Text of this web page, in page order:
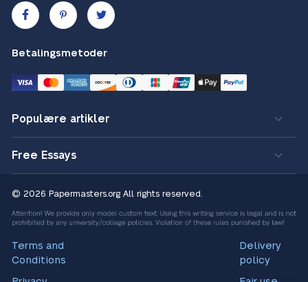
Betalingsmetoder
Populære artikler
Free Essays
© 2026 Papermasters.org All rights reserved.
Terms and
Conditions
Delivery
policy